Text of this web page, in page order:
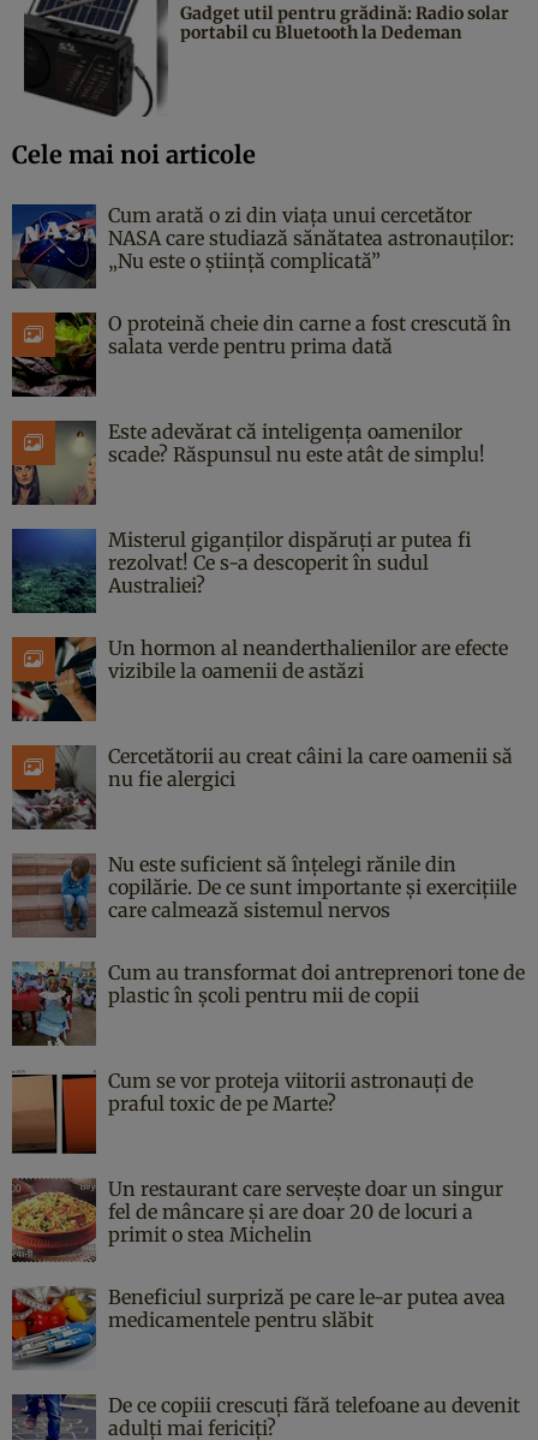
Gadget util pentru grădină: Radio solar
portabil cu Bluetooth la Dedeman
Cele mai noi articole
Cum arată o zi din viața unui cercetător
NASA care studiază sănătatea astronauților:
„Nu este o știință complicată”
O proteină cheie din carne a fost crescută în
salata verde pentru prima dată
Este adevărat că inteligența oamenilor
scade? Răspunsul nu este atât de simplu!
Misterul giganților dispăruți ar putea fi
rezolvat! Ce s-a descoperit în sudul
Australiei?
Un hormon al neanderthalienilor are efecte
vizibile la oamenii de astăzi
Cercetătorii au creat câini la care oamenii să
nu fie alergici
Nu este suficient să înțelegi rănile din
copilărie. De ce sunt importante și exercițiile
care calmează sistemul nervos
Cum au transformat doi antreprenori tone de
plastic în școli pentru mii de copii
Cum se vor proteja viitorii astronauți de
praful toxic de pe Marte?
Un restaurant care servește doar un singur
fel de mâncare și are doar 20 de locuri a
primit o stea Michelin
Beneficiul surpriză pe care le-ar putea avea
medicamentele pentru slăbit
De ce copiii crescuți fără telefoane au devenit
adulți mai fericiți?